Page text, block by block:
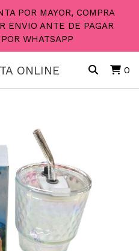
POR MAYOR, COMPRA
ENVIO ANTE DE PAGAR
WHATSAPP
ONLINE 0